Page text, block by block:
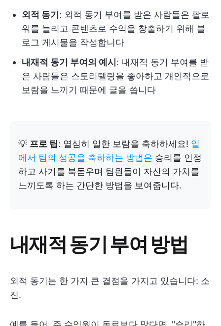
외적 동기 : 외적 동기 부여를 받은 사람들은 팔로
워를 늘리고 콘텐츠로 수익을 창출하기 위해 블
로그 게시물을 작성합니다
내재적 동기 부여의 예시 : 내재적 동기 부여를 받
은 사람들은 스토리텔링을 좋아하고 개인적으로
보람을 느끼기 때문에 글을 씁니다
💡 프로 팁: 열심히 일한 보람을 축하하세요! 일
에서 팀의 성공을 축하하는 방법은 승리를 인정
하고 사기를 북돋우며 팀원들이 자신의 가치를
느끼도록 하는 간단한 방법을 보여줍니다.
내재적 동기 부여 방법
외적 동기는 한 가지 큰 결점을 가지고 있습니다: 소
진.